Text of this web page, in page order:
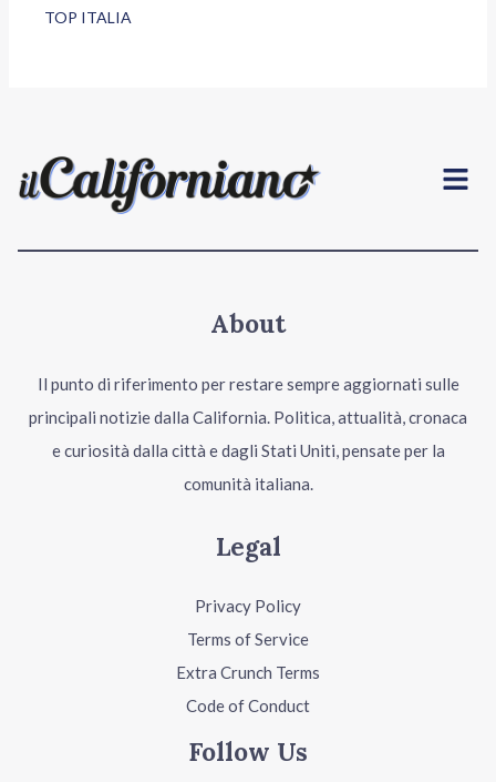
TOP ITALIA
Menu
About
Il punto di riferimento per restare sempre aggiornati sulle
principali notizie dalla California. Politica, attualità, cronaca
e curiosità dalla città e dagli Stati Uniti, pensate per la
comunità italiana.
Legal
Privacy Policy
Terms of Service
Extra Crunch Terms
Code of Conduct
Follow Us